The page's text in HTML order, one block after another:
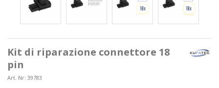
Kit di riparazione connettore 18
pin
Art. Nr: 39783